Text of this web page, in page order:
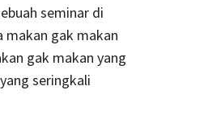
seminar di
makan gak makan
gak makan yang
seringkali